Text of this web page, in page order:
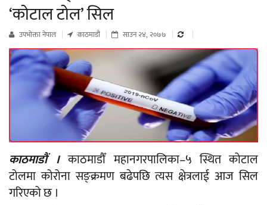
‘कोटाल टोल’ सिल
उपभाेक्ता नेपाल काठमाडौं साउन २४, २०७७
काठमाडौं । काठमाडौँ महानगरपालिका–५ स्थित कोटाल
टोलमा कोरोना सङ्क्रमण बढेपछि त्यस क्षेत्रलाई आज सिल
गरिएको छ ।